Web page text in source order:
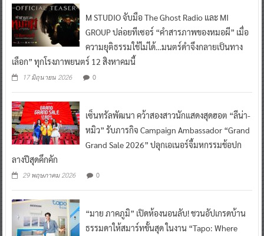
M STUDIO จับมือ The Ghost Radio และ MI
GROUP ปล่อยทีเซอร์ “คำสารภาพของหมอผี” เมื่อ
ความยุติธรรมใช้ไม่ได้…มนตร์ดำจึงกลายเป็นทาง
เลือก” ทุกโรงภาพยนตร์ 12 สิงหาคมนี้
17 มิถุนายน 2026 0
เซ็นทรัลพัฒนา คว้าสองสาวนักแสดงสุดฮอต “ลีน่า-
หมิว” รับภารกิจ Campaign Ambassador “Grand
Grand Sale 2026” ปลุกเอเนอร์จี้มหกรรมช้อปก
ลางปีสุดคึกคัก
29 พฤษภาคม 2026 0
“มาย ภาคภูมิ” เปิดห้องนอนลับ! ชวนอัปเกรดบ้าน
ธรรมดาให้สมาร์ทขั้นสุด ในงาน “Tapo: Where